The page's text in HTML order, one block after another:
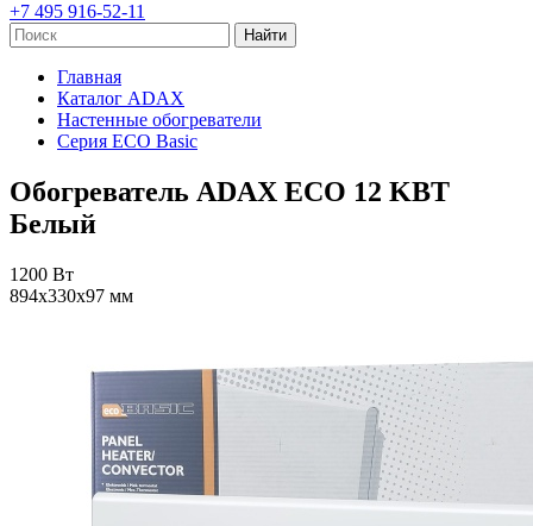
+7 495 916-52-11
Найти
Главная
Каталог ADAX
Настенные обогреватели
Серия ECO Basic
Обогреватель ADAX ECO 12 KBT
Белый
1200 Вт
894x330x97 мм